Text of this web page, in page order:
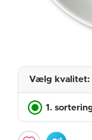
Vælg kvalitet:
1.